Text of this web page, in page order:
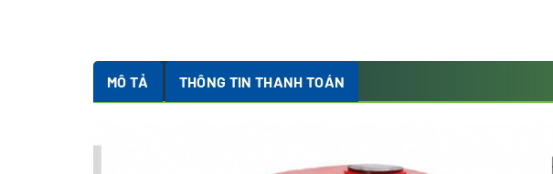
MÔ TẢ THÔNG TIN THANH TOÁN